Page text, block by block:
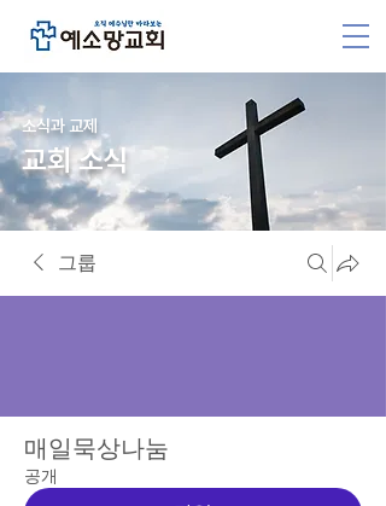
소식과 교제
교회 소식
그룹
매일묵상나눔
공개